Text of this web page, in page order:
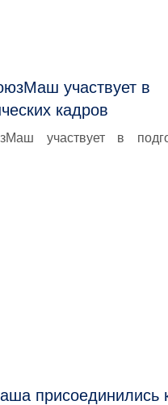
участвует в
кадров
участвует в
присоединились